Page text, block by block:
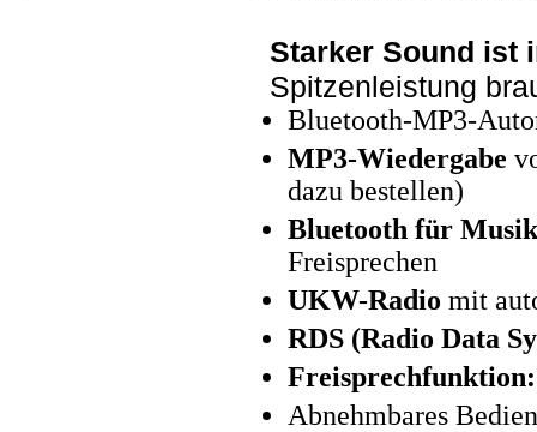
Starker Sound ist
Spitzenleistung
Bluetooth-MP3-
MP3-Wiedergabe
dazu bestellen)
Bluetooth für
Freisprechen
UKW-Radio mit
RDS (Radio Data
Freisprechfunktion:
Abnehmbares